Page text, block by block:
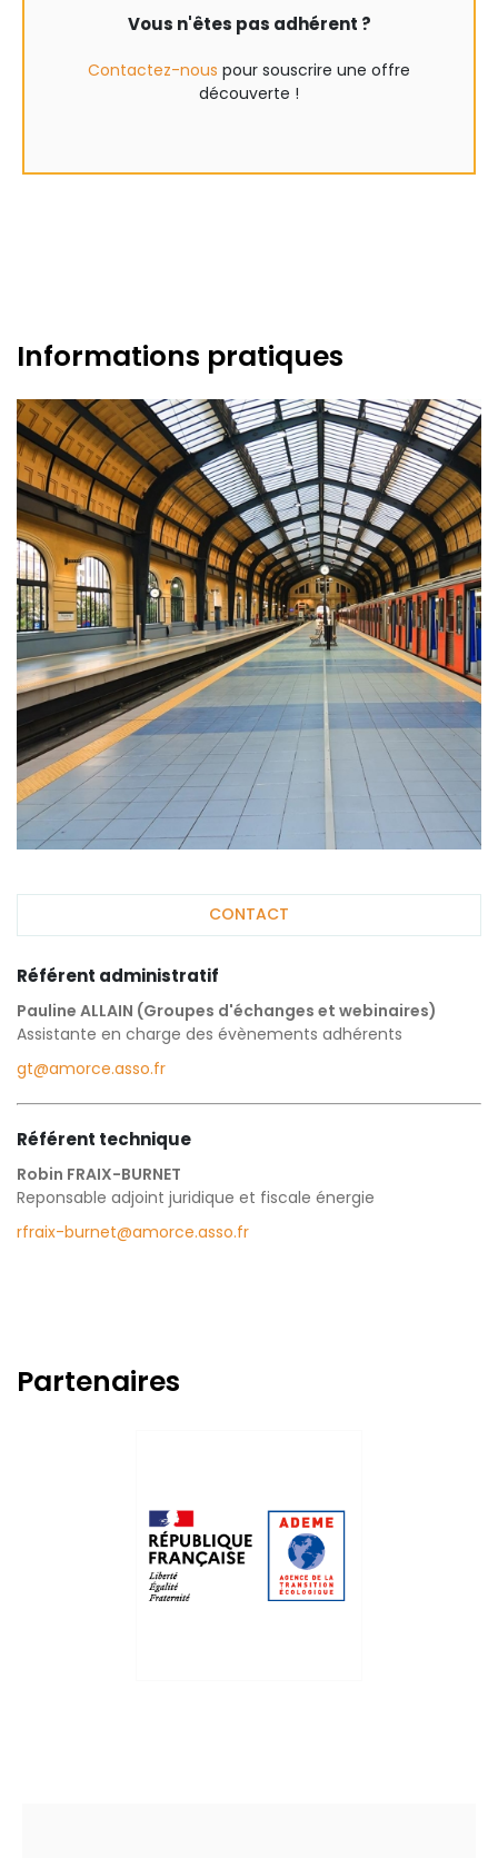
Vous n'êtes pas adhérent ?
Contactez-nous pour souscrire une offre
découverte !
Informations pratiques
CONTACT
Référent administratif
Pauline ALLAIN (Groupes d'échanges et webinaires)
Assistante en charge des évènements adhérents
gt@amorce.asso.fr
Référent technique
Robin FRAIX-BURNET
Reponsable adjoint juridique et fiscale énergie
rfraix-burnet@amorce.asso.fr
Partenaires